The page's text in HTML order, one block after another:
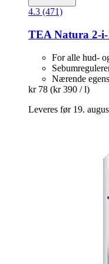
4.3 (471)
TEA Natura 2-​
For alle hud-
Nærende
kr 78 (kr 390 / l)
Leveres før 19.